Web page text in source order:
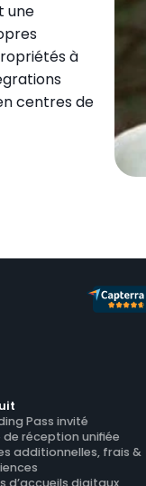
une
à
centres de
Pass invité
de réception unifiée
additionnelles, frais &
d’accueils digitaux